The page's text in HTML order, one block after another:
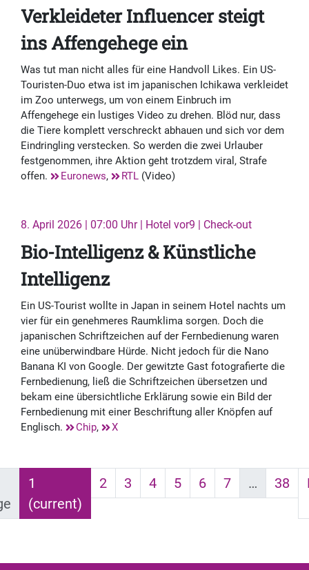
Verkleideter Influencer steigt
ins Affengehege ein
Was tut man nicht alles für eine Handvoll Likes. Ein US-
Touristen-Duo etwa ist im japanischen Ichikawa verkleidet
im Zoo unterwegs, um von einem Einbruch im
Affengehege ein lustiges Video zu drehen. Blöd nur, dass
die Tiere komplett verschreckt abhauen und sich vor dem
Eindringling verstecken. So werden die zwei Urlauber
festgenommen, ihre Aktion geht trotzdem viral, Strafe
offen.
Euronews, RTL (Video)
8. April 2026 | 07:00 Uhr | Hotel vor9 | Check-out
Bio-Intelligenz & Künstliche
Intelligenz
Ein US-Tourist wollte in Japan in seinem Hotel nachts um
vier für ein genehmeres Raumklima sorgen. Doch die
japanischen Schriftzeichen auf der Fernbedienung waren
eine unüberwindbare Hürde. Nicht jedoch für die Nano
Banana KI von Google. Der gewitzte Gast fotografierte die
Fernbedienung, ließ die Schriftzeichen übersetzen und
bekam eine übersichtliche Erklärung sowie ein Bild der
Fernbedienung mit einer Beschriftung aller Knöpfen auf
Englisch.
Chip, X
1
(current)
2 3 4 5 6 7 … 38